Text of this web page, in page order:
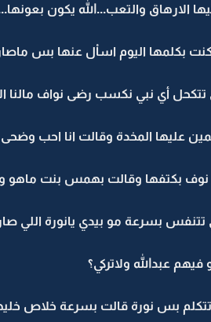
الارهاق والتعب...الله يكون
بكلمها اليوم اساْل عنها بس
أي نبي نكسب رضى نواف مالنا
عليها المخدة وقالت انا احب وضحى
نوف بكتفها وقالت بهمس بنت ماهو
بسرعة مو بيدي يانورة اللي
فيهم عبدالله ولاتركي؟
بس نورة قالت بسرعة خلاص